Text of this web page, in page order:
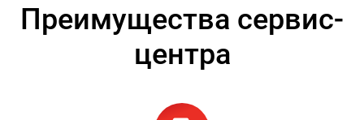
Преимущества сервис-
центра